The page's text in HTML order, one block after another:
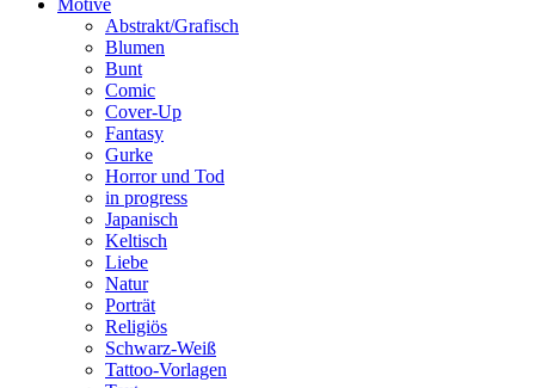
Motive
Abstrakt/Grafisch
Blumen
Bunt
Comic
Cover-Up
Fantasy
Gurke
Horror und Tod
in progress
Japanisch
Keltisch
Liebe
Natur
Porträt
Religiös
Schwarz-Weiß
Tattoo-Vorlagen